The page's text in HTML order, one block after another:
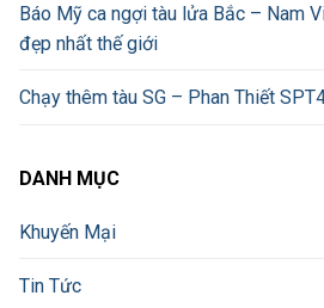
Báo Mỹ ca ngợi tàu lửa Bắc – Nam
đẹp nhất thế giới
Chạy thêm tàu SG – Phan Thiết
DANH MỤC
Khuyến Mại
Tin Tức